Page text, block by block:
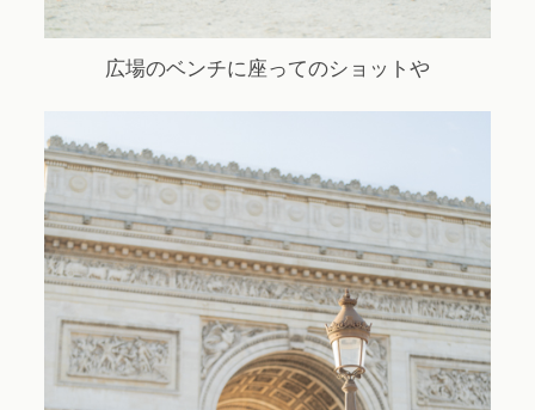
広場のベンチに座ってのショットや